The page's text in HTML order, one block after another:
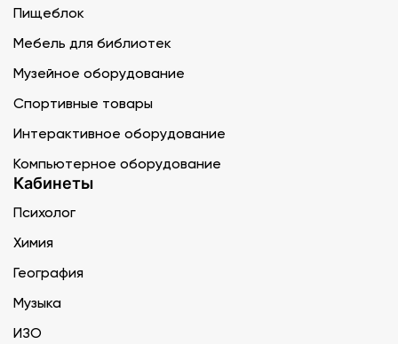
Пищеблок
Мебель для библиотек
Музейное оборудование
Спортивные товары
Интерактивное оборудование
Компьютерное оборудование
Кабинеты
Психолог
Химия
География
Музыка
ИЗО